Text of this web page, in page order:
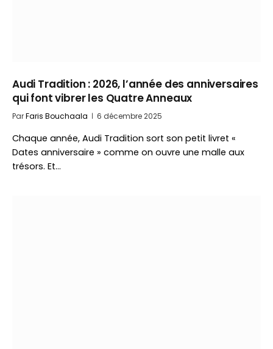
Audi Tradition : 2026, l’année des anniversaires
qui font vibrer les Quatre Anneaux
ParFaris Bouchaala 6 décembre 2025
Chaque année, Audi Tradition sort son petit livret «
Dates anniversaire » comme on ouvre une malle aux
trésors. Et…